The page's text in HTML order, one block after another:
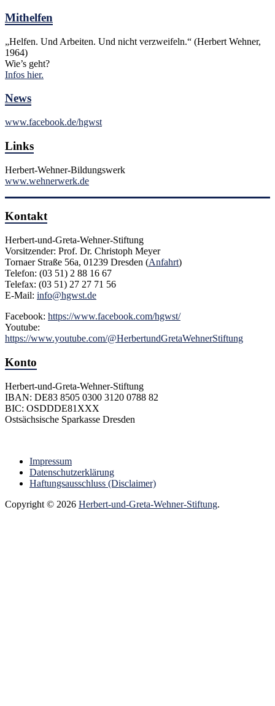
Mithelfen
„Helfen. Und Arbeiten. Und nicht verzweifeln.“ (Herbert Wehner,
1964)
Wie’s geht?
Infos hier.
News
www.facebook.de/hgwst
Links
Herbert-Wehner-Bildungswerk
www.wehnerwerk.de
Kontakt
Herbert-und-Greta-Wehner-Stiftung
Vorsitzender: Prof. Dr. Christoph Meyer
Tornaer Straße 56a, 01239 Dresden (Anfahrt)
Telefon: (03 51) 2 88 16 67
Telefax: (03 51) 27 27 71 56
E-Mail: info@hgwst.de
Facebook: https://www.facebook.com/hgwst/
Youtube:
https://www.youtube.com/@HerbertundGretaWehnerStiftung
Konto
Herbert-und-Greta-Wehner-Stiftung
IBAN: DE83 8505 0300 3120 0788 82
BIC: OSDDDE81XXX
Ostsächsische Sparkasse Dresden
Impressum
Datenschutzerklärung
Haftungsausschluss (Disclaimer)
Copyright © 2026 Herbert-und-Greta-Wehner-Stiftung.